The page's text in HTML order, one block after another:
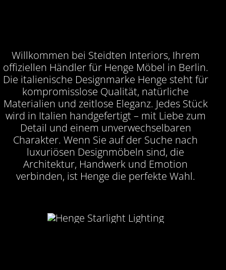
Willkommen bei Steidten Interiors, Ihrem
offiziellen Händler für Henge Möbel in Berlin.
Die italienische Designmarke Henge steht für
kompromisslose Qualität, natürliche
Materialien und zeitlose Eleganz. Jedes Stück
wird in Italien handgefertigt – mit Liebe zum
Detail und einem unverwechselbaren
Charakter. Wenn Sie auf der Suche nach
luxuriösen Designmöbeln sind, die
Architektur, Handwerk und Emotion
verbinden, ist Henge die perfekte Wahl.